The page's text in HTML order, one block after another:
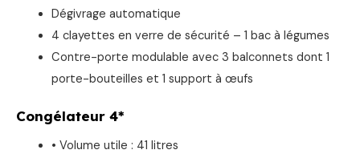
Dégivrage automatique
4 clayettes en verre de sécurité – 1 bac à légumes
Contre-porte modulable avec 3 balconnets dont 1
porte-bouteilles et 1 support à œufs
Congélateur 4*
• Volume utile : 41 litres